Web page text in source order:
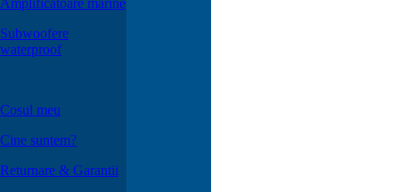
Amplificatoare marine
Subwoofere
waterproof
Cosul meu
Cine suntem?
Returnare & Garantii